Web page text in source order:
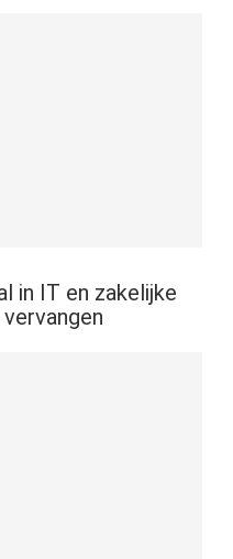
in IT en zakelijke